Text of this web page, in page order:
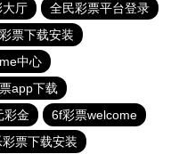
大厅
全民彩票平台登录
票下载安装
中心
app下载
彩金
6f彩票welcome
票下载安装